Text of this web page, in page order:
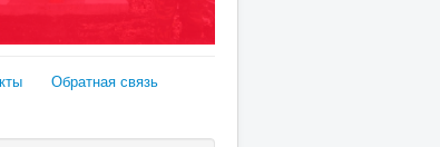
Обратная связь